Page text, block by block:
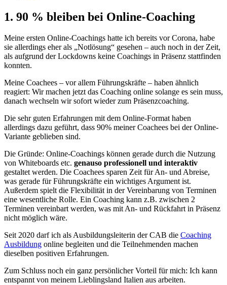
1. 90 % bleiben bei Online-Coaching
Meine ersten Online-Coachings hatte ich bereits vor Corona, habe
sie allerdings eher als „Notlösung“ gesehen – auch noch in der Zeit,
als aufgrund der Lockdowns keine Coachings in Präsenz stattfinden
konnten.
Meine Coachees – vor allem Führungskräfte – haben ähnlich
reagiert: Wir machen jetzt das Coaching online solange es sein muss,
danach wechseln wir sofort wieder zum Präsenzcoaching.
Die sehr guten Erfahrungen mit dem Online-Format haben
allerdings dazu geführt, dass 90% meiner Coachees bei der Online-
Variante geblieben sind.
Die Gründe: Online-Coachings können gerade durch die Nutzung
von Whiteboards etc. genauso professionell und interaktiv
gestaltet werden. Die Coachees sparen Zeit für An- und Abreise,
was gerade für Führungskräfte ein wichtiges Argument ist.
Außerdem spielt die Flexibilität in der Vereinbarung von Terminen
eine wesentliche Rolle. Ein Coaching kann z.B. zwischen 2
Terminen vereinbart werden, was mit An- und Rückfahrt in Präsenz
nicht möglich wäre.
Seit 2020 darf ich als Ausbildungsleiterin der CAB die Coaching
Ausbildung online begleiten und die Teilnehmenden machen
dieselben positiven Erfahrungen.
Zum Schluss noch ein ganz persönlicher Vorteil für mich: Ich kann
entspannt von meinem Lieblingsland Italien aus arbeiten.